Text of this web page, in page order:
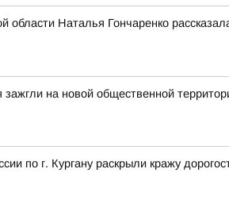
области Наталья Гончаренко
на новой общественной
по г. Кургану раскрыли кражу